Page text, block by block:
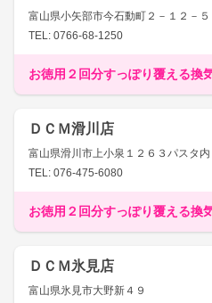
富山県小矢部市今石動町２－１２－５
TEL: 0766-68-1250
お徳用２回分すっぽり覆える換
ＤＣＭ滑川店
富山県滑川市上小泉１２６３パスタ内
TEL: 076-475-6080
お徳用２回分すっぽり覆える換
ＤＣＭ氷見店
富山県氷見市大野新４９